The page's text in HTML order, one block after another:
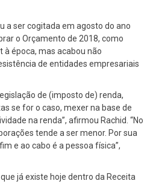
a ser cogitada em agosto do ano
o Orçamento de 2018, como
época, mas acabou não
de entidades empresariais
de (imposto de) renda,
se for o caso, mexer na base de
na renda”, afirmou Rachid. “No
tende a ser menor. Por sua
e ao cabo é a pessoa física”,
já existe hoje dentro da Receita